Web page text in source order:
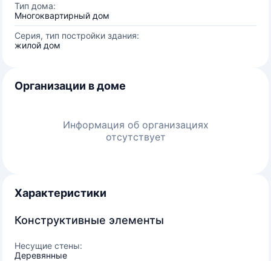
Тип дома:
Многоквартирный дом
Серия, тип постройки здания:
жилой дом
Организации в доме
Информация об организациях
отсутствует
Характеристики
Конструктивные элементы
Несущие стены:
Деревянные